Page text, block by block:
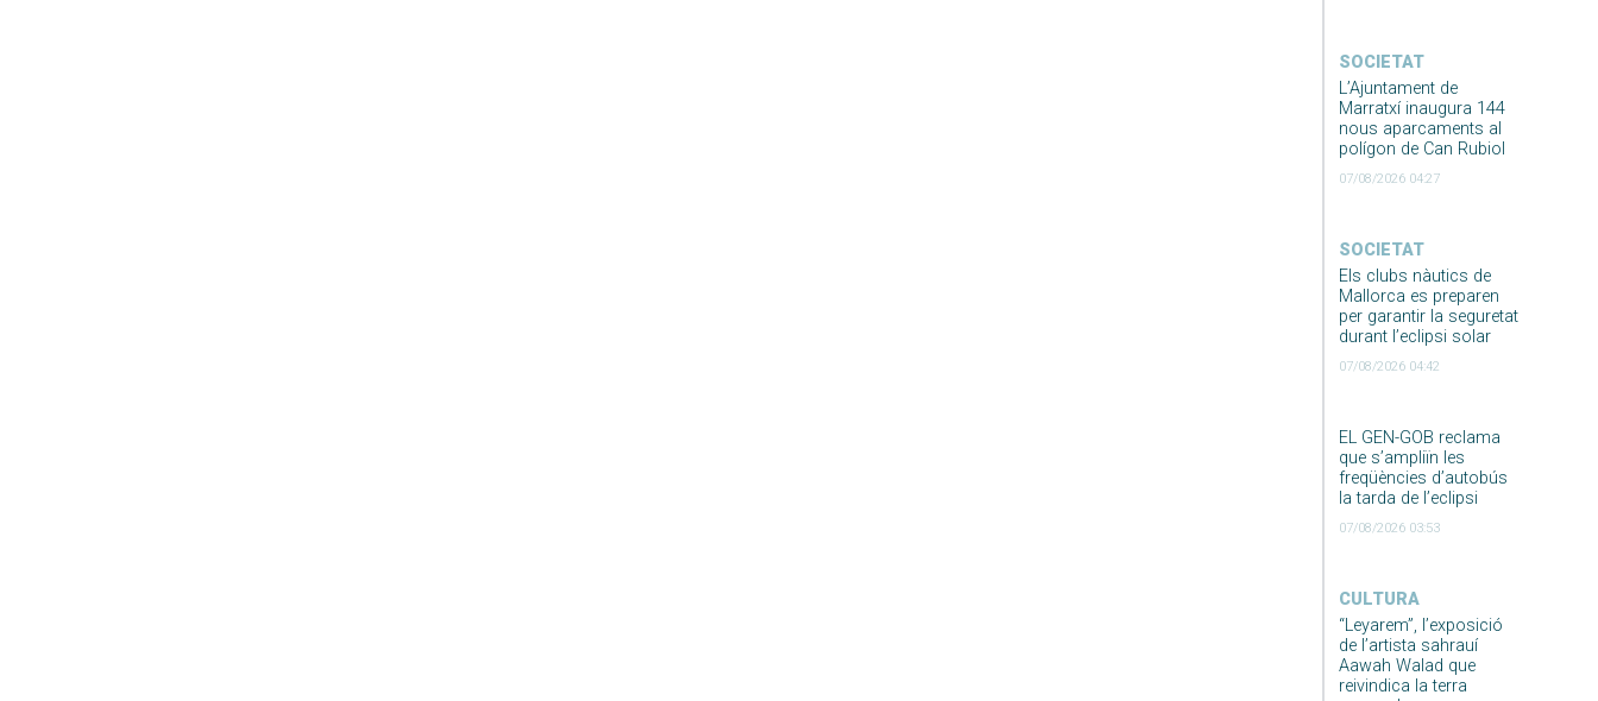
SOCIETAT
L’Ajuntament de
Marratxí inaugura 144
nous aparcaments al
polígon de Can Rubiol
07/08/2026 04:27
SOCIETAT
Els clubs nàutics de
Mallorca es preparen
per garantir la seguretat
durant l’eclipsi solar
07/08/2026 04:42
EL GEN-GOB reclama
que s’ampliïn les
freqüències d’autobús
la tarda de l’eclipsi
07/08/2026 03:53
CULTURA
“Leyarem”, l’exposició
de l’artista sahrauí
Aawah Walad que
reivindica la terra